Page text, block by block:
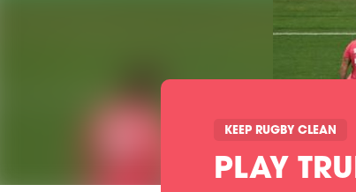
KEEP RUGBY CLEAN
PLAY